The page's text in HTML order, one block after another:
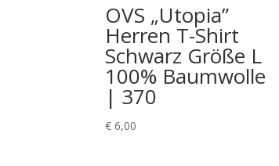
OVS „Utopia”
Herren T-Shirt
Schwarz Größe L
100% Baumwolle
| 370
€ 6,00